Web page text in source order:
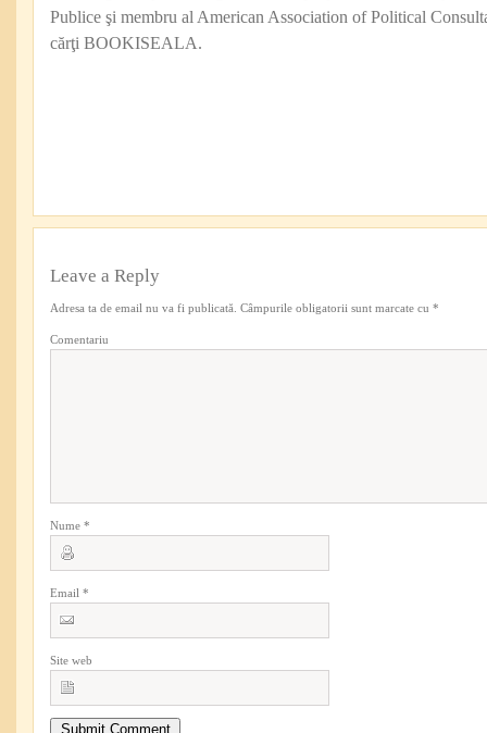
Publice şi membru al American Association of Political
cărţi BOOKISEALA.
Leave a Reply
Adresa ta de email nu va fi publicată. Câmpurile obligatorii sunt marcate cu *
Comentariu
Nume *
Email *
Site web